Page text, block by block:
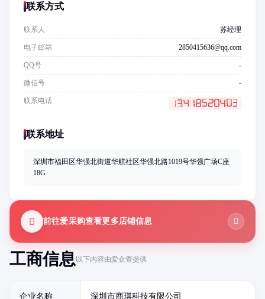
工商信息以下内容由爱企查提供
企业名称 深圳市商琪科技有限公司
联系方式
联系人 苏经理
电子邮箱 2850415636@qq.com
QQ号 -
微信号 -
联系电话
联系地址
深圳市福田区华强北街道华航社区华强北路1019号华强广场C座
18G
前往爱采购查看更多店铺信息